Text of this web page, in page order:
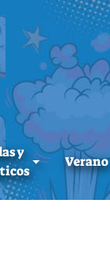
y
Verano